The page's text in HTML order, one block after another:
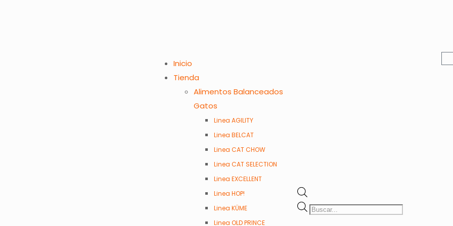
Inicio
Tienda
Alimentos Balanceados
Gatos
Linea AGILITY
Linea BELCAT
Linea CAT CHOW
Linea CAT SELECTION
Linea EXCELLENT
Linea HOP!
Linea KÜME
Linea OLD PRINCE